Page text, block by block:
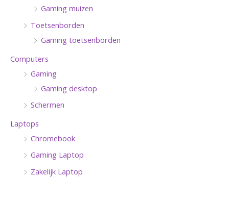
Gaming muizen
Toetsenborden
Gaming toetsenborden
Computers
Gaming
Gaming desktop
Schermen
Laptops
Chromebook
Gaming Laptop
Zakelijk Laptop